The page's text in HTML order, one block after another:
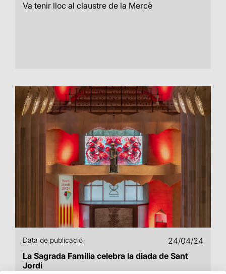
Va tenir lloc al claustre de la Mercè
Data de publicació
24/04/24
La Sagrada Família celebra la diada de Sant
Jordi